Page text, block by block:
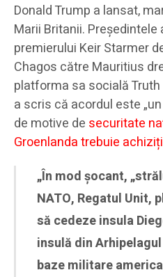
Donald Trump a lansat,
Marii Britanii.
premierului Keir Starmer
Chagos către Mauritius
platforma sa socială
a scris că acordul este
de motive de securitate
Groenlanda trebuie
„În mod șocant,
NATO, Regatul Unit,
să cedeze insula
insulă din
baze militare